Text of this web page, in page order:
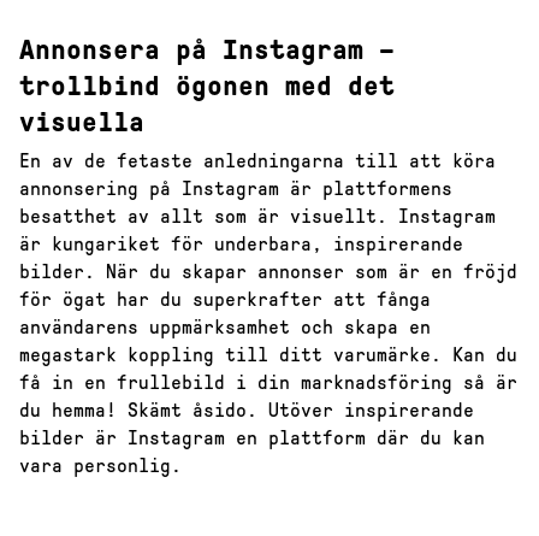
Annonsera på Instagram –
trollbind ögonen med det
visuella
En av de fetaste anledningarna till att köra
annonsering på Instagram är plattformens
besatthet av allt som är visuellt. Instagram
är kungariket för underbara, inspirerande
bilder. När du skapar annonser som är en fröjd
för ögat har du superkrafter att fånga
användarens uppmärksamhet och skapa en
megastark koppling till ditt varumärke. Kan du
få in en frullebild i din marknadsföring så är
du hemma! Skämt åsido. Utöver inspirerande
bilder är Instagram en plattform där du kan
vara personlig.